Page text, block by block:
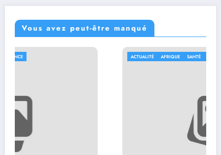
Vous avez peut-être manqué
SOCIAL